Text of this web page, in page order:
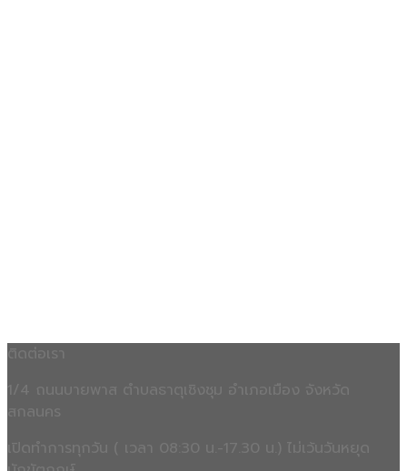
1/4 ถนนบายพาส ตำบลธาตุเชิงชุม อำเภอเมือง จังหวัด
เปิดทำการทุกวัน ( เวลา 08:30 น.-17.30 น.) ไม่เว้นวันหยุด